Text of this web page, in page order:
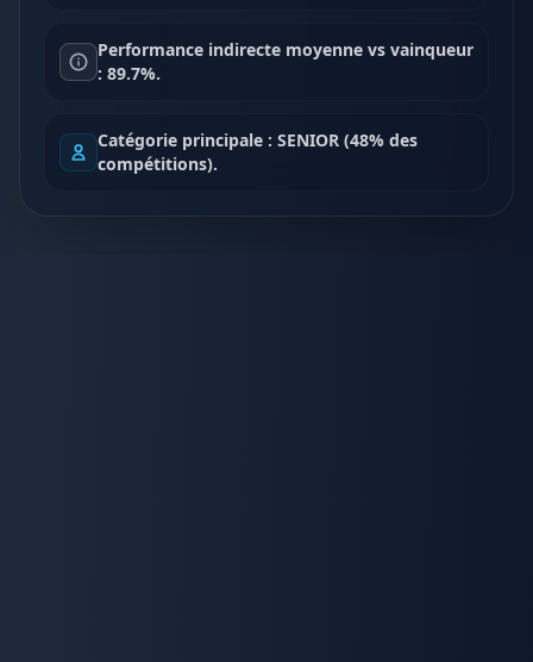
Performance indirecte moyenne vs vainqueur
: 89.7%.
Catégorie principale : SENIOR (48% des
compétitions).